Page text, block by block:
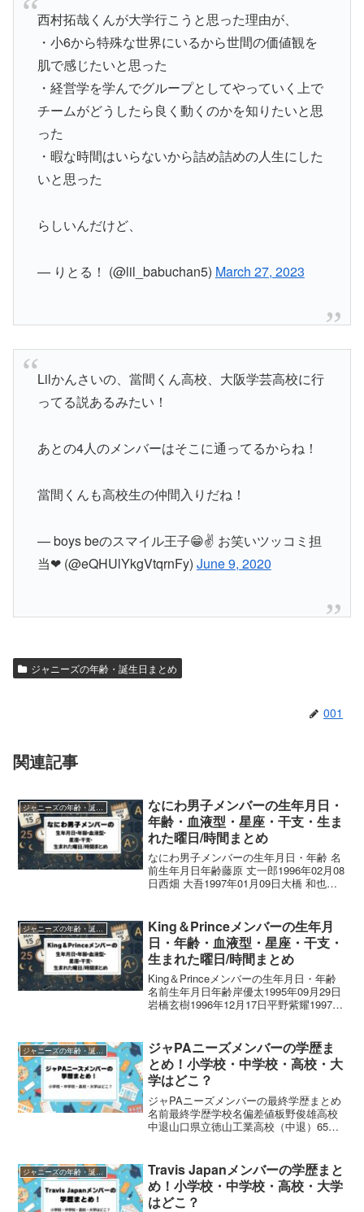
西村拓哉くんが大学行こうと思った理由が、
・小6から特殊な世界にいるから世間の価値観を
肌で感じたいと思った
・経営学を学んでグループとしてやっていく上で
チームがどうしたら良く動くのかを知りたいと思
った
・暇な時間はいらないから詰め詰めの人生にした
いと思った
らしいんだけど、
— りとる！ (@lil_babuchan5) March 27, 2023
Lilかんさいの、當間くん高校、大阪学芸高校に行
ってる説あるみたい！
あとの4人のメンバーはそこに通ってるからね！
當間くんも高校生の仲間入りだね！
— boys beのスマイル王子😁✌ お笑いツッコミ担
当❤ (@eQHUlYkgVtqrnFy) June 9, 2020
ジャニーズの年齢・誕生日まとめ
001
関連記事
ジャニーズの年齢・誕生日まとめ
なにわ男子メンバーの生年月日・
年齢・血液型・星座・干支・生ま
れた曜日/時間まとめ
なにわ男子メンバーの生年月日・年齢 名
前生年月日年齢藤原 丈一郎1996年02月08
日西畑 大吾1997年01月09日大橋 和也
2002年07月...
ジャニーズの年齢・誕生日まとめ
King＆Princeメンバーの生年月
日・年齢・血液型・星座・干支・
生まれた曜日/時間まとめ
King＆Princeメンバーの生年月日・年齢
名前生年月日年齢岸優太1995年09月29日
岩橋玄樹1996年12月17日平野紫耀1997年
03...
ジャニーズの年齢・誕生日まとめ
ジャPAニーズメンバーの学歴ま
とめ！小学校・中学校・高校・大
学はどこ？
ジャPAニーズメンバーの最終学歴まとめ
名前最終学歴学校名偏差値板野俊雄高校
中退山口県立徳山工業高校（中退）65細
明ジャPAニーズメンバーの学歴まとめ 名
前小学校中...
ジャニーズの年齢・誕生日まとめ
Travis Japanメンバーの学歴まと
め！小学校・中学校・高校・大学
はどこ？